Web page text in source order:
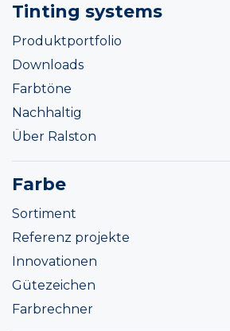
Tinting systems
Produktportfolio
Downloads
Farbtöne
Nachhaltig
Über Ralston
Farbe
Sortiment
Referenz projekte
Innovationen
Gütezeichen
Farbrechner